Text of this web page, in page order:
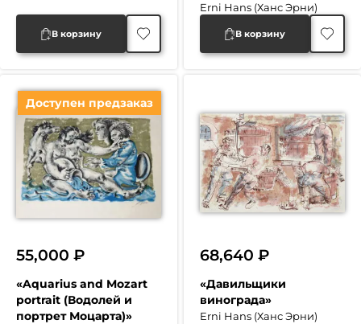
В корзину
Erni Hans (Ханс Эрни)
В корзину
Доступен предзаказ
«Aquarius and Mozart
portrait (Водолей и
портрет Моцарта)»
55,000 ₽
«Давильщики
винограда»
Erni Hans (Ханс Эрни)
68,640₽